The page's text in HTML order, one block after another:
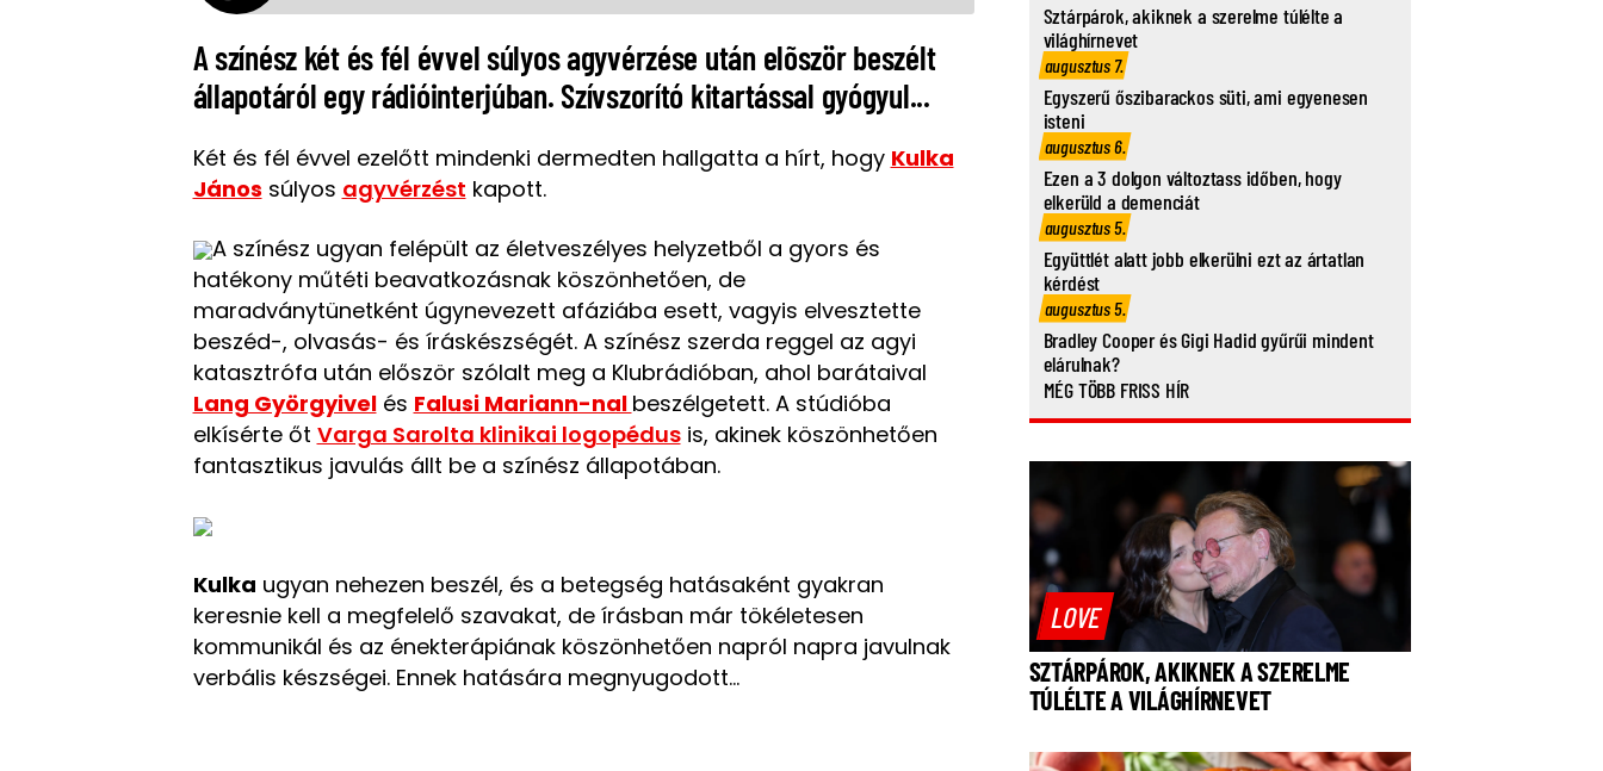
A színész két és fél évvel súlyos agyvérzése után elõször beszélt
állapotáról egy rádióinterjúban. Szívszorító kitartással gyógyul...
Két és fél évvel ezelőtt mindenki dermedten hallgatta a hírt, hogy Kulka
János súlyos agyvérzést kapott.
A színész ugyan felépült az életveszélyes helyzetből a gyors és
hatékony műtéti beavatkozásnak köszönhetően, de
maradványtünetként úgynevezett afáziába esett, vagyis elvesztette
beszéd-, olvasás- és íráskészségét. A színész szerda reggel az agyi
katasztrófa után először szólalt meg a Klubrádióban, ahol barátaival
Lang Györgyivelés Falusi Mariann-nal beszélgetett. A stúdióba
elkísérte őt Varga Sarolta klinikai logopédusis, akinek köszönhetően
fantasztikus javulás állt be a színész állapotában.
Kulka ugyan nehezen beszél, és a betegség hatásaként gyakran
keresnie kell a megfelelő szavakat, de írásban már tökéletesen
kommunikál és az énekterápiának köszönhetően napról napra javulnak
verbális készségei. Ennek hatására megnyugodott…
Sztárpárok, akiknek a szerelme túlélte a
világhírnevet
augusztus 7.
Egyszerű őszibarackos süti, ami egyenesen
isteni
augusztus 6.
Ezen a 3 dolgon változtass időben, hogy
elkerüld a demenciát
augusztus 5.
Együttlét alatt jobb elkerülni ezt az ártatlan
kérdést
augusztus 5.
Bradley Cooper és Gigi Hadid gyűrűi mindent
elárulnak?
MÉG TÖBB FRISS HÍR
LOVE
SZTÁRPÁROK, AKIKNEK A SZERELME
TÚLÉLTE A VILÁGHÍRNEVET